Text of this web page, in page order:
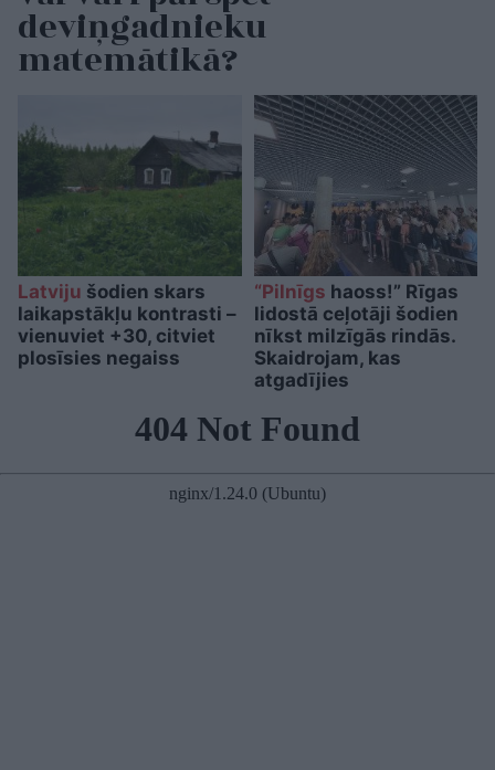
deviņgadnieku
matemātikā?
Latviju šodien skars
laikapstākļu kontrasti –
vienuviet +30, citviet
plosīsies negaiss
“Pilnīgs haoss!” Rīgas
lidostā ceļotāji šodien
nīkst milzīgās rindās.
Skaidrojam, kas
atgadījies